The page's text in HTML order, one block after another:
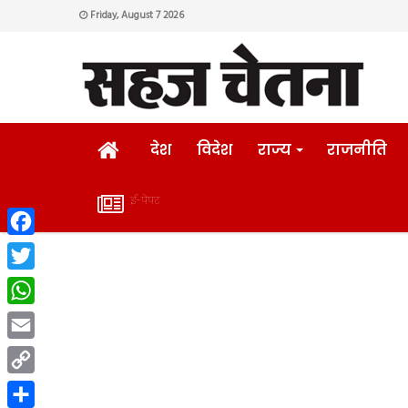
Friday, August 7 2026
HOMEदेश विदेश राज्य राजनीति
ई-
ई-पेपर
Facebook
Twitter
WhatsApp
Email
Copy